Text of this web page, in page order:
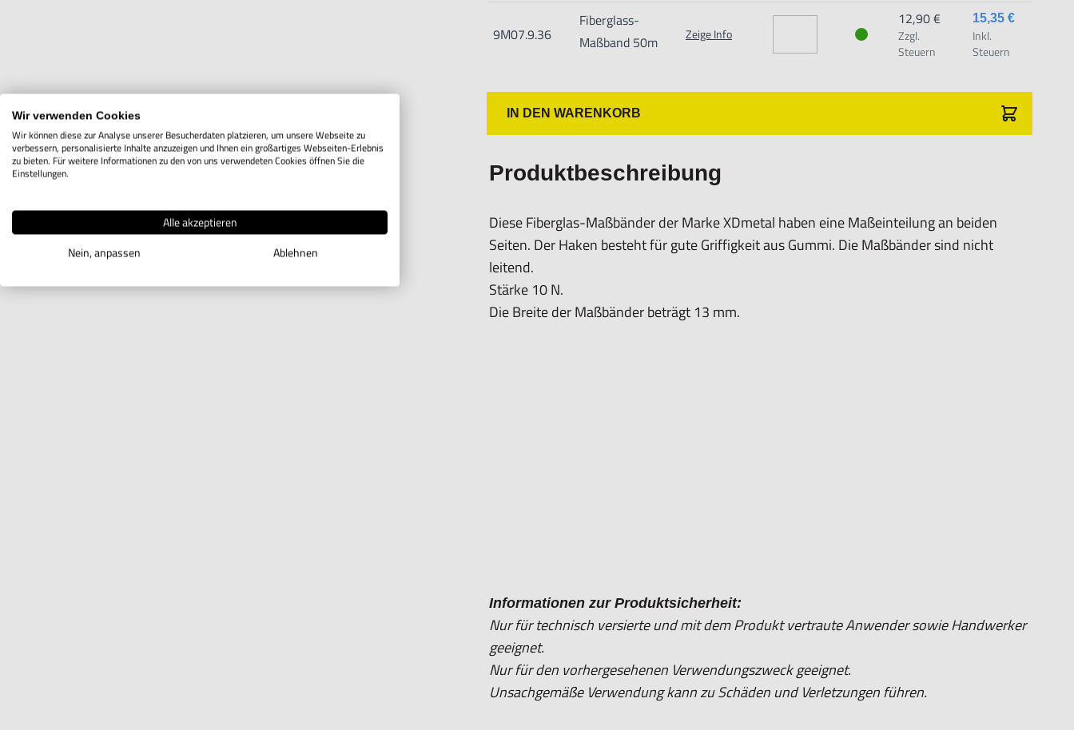
Nur für den vorhergesehenen Verwendungszweck geeignet.
Unsachgemäße Verwendung kann zu Schäden und Verletzungen führen.
9M07.9.36
Fiberglass-
Maßband 50m
Zeige Info
15,35 €
Inkl.
Steuern
12,90 €
Zzgl.
Steuern
IN DEN WARENKORB
Produktbeschreibung
Diese Fiberglas-Maßbänder der Marke XDmetal haben eine Maßeinteilung an beiden
Seiten. Der Haken besteht für gute Griffigkeit aus Gummi. Die Maßbänder sind nicht
leitend.
Stärke 10 N.
Die Breite der Maßbänder beträgt 13 mm.
Informationen zur Produktsicherheit:
Nur für technisch versierte und mit dem Produkt vertraute Anwender sowie Handwerker
geeignet.
Nur für den vorhergesehenen Verwendungszweck geeignet.
Unsachgemäße Verwendung kann zu Schäden und Verletzungen führen.
Wir verwenden Cookies
Wir können diese zur Analyse unserer Besucherdaten platzieren, um unsere Webseite zu
verbessern, personalisierte Inhalte anzuzeigen und Ihnen ein großartiges Webseiten-Erlebnis
zu bieten. Für weitere Informationen zu den von uns verwendeten Cookies öffnen Sie die
Einstellungen.
Alle akzeptieren
Nein, anpassen
Ablehnen